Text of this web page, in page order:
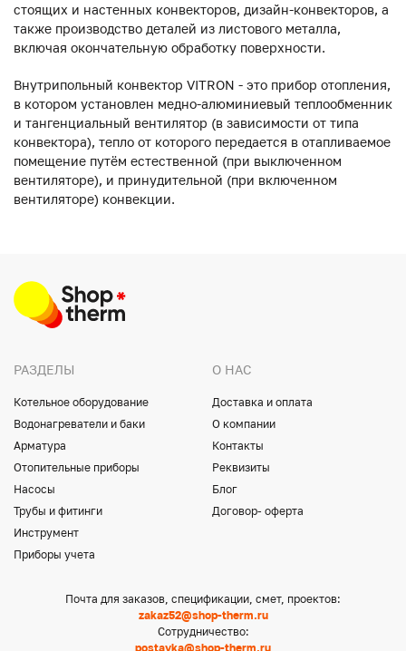
стоящих и настенных конвекторов, дизайн-конвекторов, а
также производство деталей из листового металла,
включая окончательную обработку поверхности.
Внутрипольный конвектор VITRON - это прибор отопления,
в котором установлен медно-алюминиевый теплообменник
и тангенциальный вентилятор (в зависимости от типа
конвектора), тепло от которого передается в отапливаемое
помещение путём естественной (при выключенном
вентиляторе), и принудительной (при включенном
вентиляторе) конвекции.
РАЗДЕЛЫ
Котельное оборудование
Водонагреватели и баки
Арматура
Отопительные приборы
Насосы
Трубы и фитинги
Инструмент
Приборы учета
О НАС
Доставка и оплата
О компании
Контакты
Реквизиты
Блог
Договор- оферта
Почта для заказов, спецификации, смет, проектов:
zakaz52@shop-therm.ru
Сотрудничество:
postavka@shop-therm.ru